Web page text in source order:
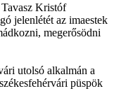
Kristóf
jelenlétét az imaestek
megerősödni
utolsó alkalmán a
püspök